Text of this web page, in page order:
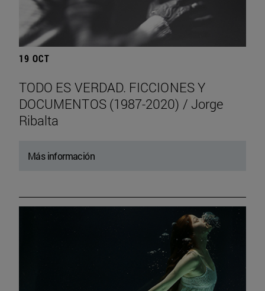
19 OCT
TODO ES VERDAD. FICCIONES Y
DOCUMENTOS (1987-2020) / Jorge
Ribalta
Más información